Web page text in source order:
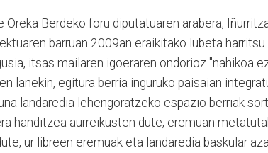
Oreka Berdeko foru diputatuaren arabera,
barruan 2009an eraikitako lubeta
itsas mailaren igoeraren ondorioz "nahikoa
lanekin, egitura berria inguruko paisaian
landaredia lehengoratzeko espazio berriak
handitzea aurreikusten dute, eremuan
ur libreen eremuak eta landaredia baskular